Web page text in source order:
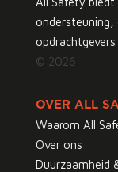
opdrachtgevers
© 2026
OVER ALL
Waarom All
Over ons
Duurzaamheid